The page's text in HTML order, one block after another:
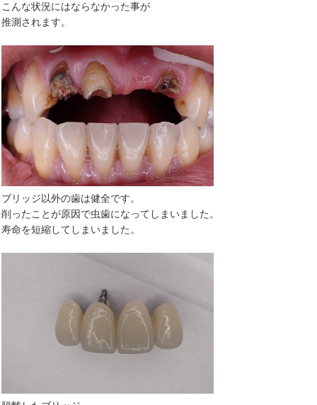
こんな状況にはならなかった事が
推測されます。
ブリッジ以外の歯は健全です。
削ったことが原因で虫歯になってしまいました。
寿命を短縮してしまいました。